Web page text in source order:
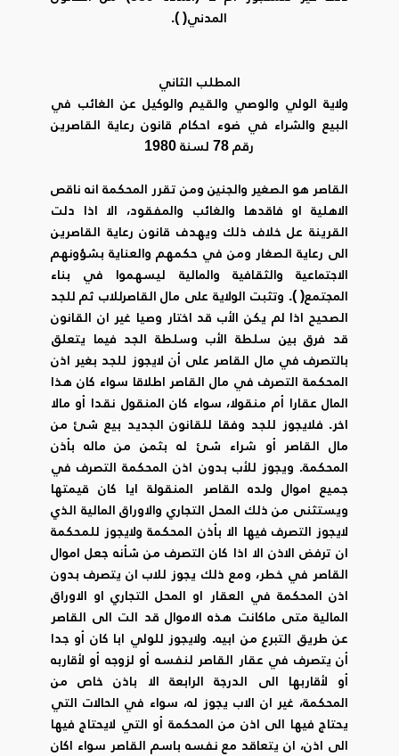
المدني( ).
المطلب الثاني
ولاية الولي والوصي والقيم والوكيل عن الغائب في
البيع والشراء في ضوء احكام قانون رعاية القاصرين
رقم 78 لسنة 1980
القاصر هو الصغير والجنين ومن تقرر المحكمة انه ناقص
الاهلية او فاقدها والغائب والمفقود، الا اذا دلت
القرينة عل خلاف ذلك ويهدف قانون رعاية القاصرين
الى رعاية الصغار ومن في حكمهم والعناية بشؤونهم
الاجتماعية والثقافية والمالية ليسهموا في بناء
المجتمع( ). وتثبت الولاية على مال القاصرللاب ثم للجد
الصحيح اذا لم يكن الأب قد اختار وصيا غير ان القانون
قد فرق بين سلطة الأب وسلطة الجد فيما يتعلق
بالتصرف في مال القاصر على أن لايجوز للجد بغير اذن
المحكمة التصرف في مال القاصر اطلاقا سواء كان هذا
المال عقارا أم منقولا، سواء كان المنقول نقدا أو مالا
اخر. فلايجوز للجد وفقا للقانون الجديد بيع شئ من
مال القاصر أو شراء شئ له بثمن من ماله بأذن
المحكمة. ويجوز للأب بدون اذن المحكمة التصرف في
جميع اموال ولده القاصر المنقولة ايا كان قيمتها
ويستثنى من ذلك المحل التجاري والاوراق المالية الذي
لايجوز التصرف فيها الا بأذن المحكمة ولايجوز للمحكمة
ان ترفض الاذن الا اذا كان التصرف من شأنه جعل اموال
القاصر في خطر، ومع ذلك يجوز للاب ان يتصرف بدون
اذن المحكمة في العقار او المحل التجاري او الاوراق
المالية متى ماكانت هذه الاموال قد الت الى القاصر
عن طريق التبرع من ابيه. ولايجوز للولي ابا كان أو جدا
أن يتصرف في عقار القاصر لنفسه أو لزوجه أو لأقاربه
أو لأقاربها الى الدرجة الرابعة الا باذن خاص من
المحكمة، غير ان الاب يجوز له، سواء في الحالات التي
يحتاج فيها الى اذن من المحكمة أو التي لايحتاج فيها
الى اذن، ان يتعاقد مع نفسه باسم القاصر سواء اكان